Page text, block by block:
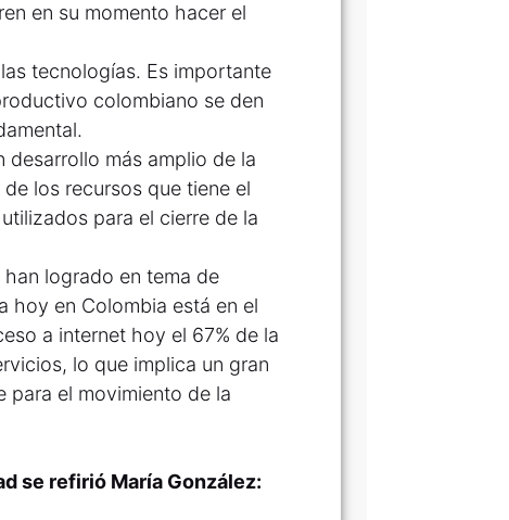
en su momento hacer el
tecnologías. Es importante
colombiano se den
desarrollo más amplio de la
los recursos que tiene el
para el cierre de la
logrado en tema de
hoy en Colombia está en el
a internet hoy el 67% de la
lo que implica un gran
para el movimiento de la
se refirió María González: